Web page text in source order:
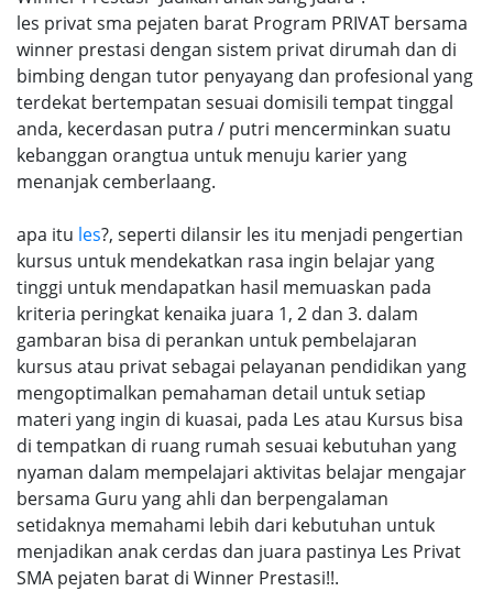
les privat sma pejaten barat Program PRIVAT bersama
winner prestasi dengan sistem privat dirumah dan di
bimbing dengan tutor penyayang dan profesional yang
terdekat bertempatan sesuai domisili tempat tinggal
anda, kecerdasan putra / putri mencerminkan suatu
kebanggan orangtua untuk menuju karier yang
menanjak cemberlaang.
apa itu les?, seperti dilansir les itu menjadi pengertian
kursus untuk mendekatkan rasa ingin belajar yang
tinggi untuk mendapatkan hasil memuaskan pada
kriteria peringkat kenaika juara 1, 2 dan 3. dalam
gambaran bisa di perankan untuk pembelajaran
kursus atau privat sebagai pelayanan pendidikan yang
mengoptimalkan pemahaman detail untuk setiap
materi yang ingin di kuasai, pada Les atau Kursus bisa
di tempatkan di ruang rumah sesuai kebutuhan yang
nyaman dalam mempelajari aktivitas belajar mengajar
bersama Guru yang ahli dan berpengalaman
setidaknya memahami lebih dari kebutuhan untuk
menjadikan anak cerdas dan juara pastinya Les Privat
SMA pejaten barat di Winner Prestasi!!.